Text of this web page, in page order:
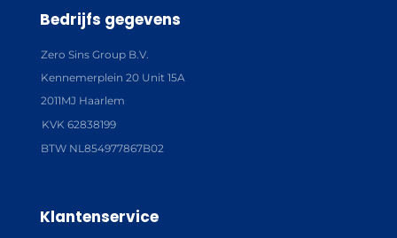
Bedrijfs gegevens
Zero Sins Group B.V.
Kennemerplein 20 Unit 15A
2011MJ Haarlem
KVK 62838199
BTW NL854977867B02
Klantenservice